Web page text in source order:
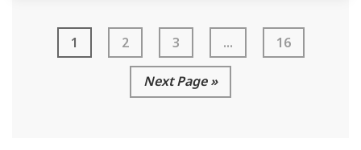
1 2 3 ... 16
Next Page »